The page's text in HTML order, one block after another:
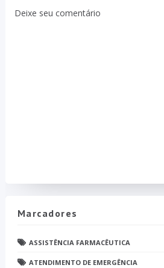
Deixe seu comentário
Marcadores
ASSISTÊNCIA FARMACÊUTICA
ATENDIMENTO DE EMERGÊNCIA